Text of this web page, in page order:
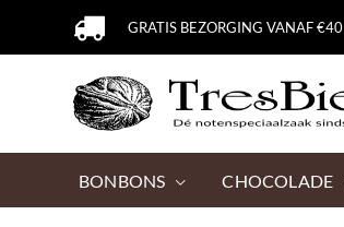
GRATIS BEZORGING VANAF €40
BONBONS CHOCOLADE